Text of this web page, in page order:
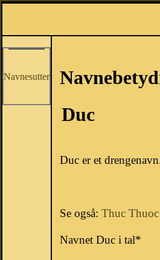
Navnesutter
Duc
Duc er et
Se også: Thuc Thuoc
Navnet Duc i tal*